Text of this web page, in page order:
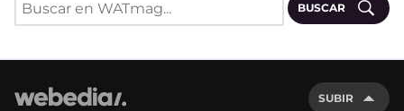
BUSCAR
SUBIR